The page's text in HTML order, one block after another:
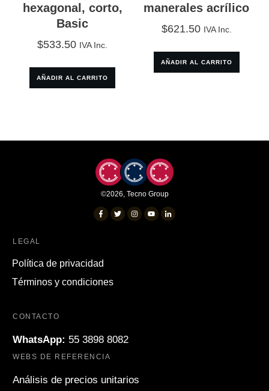
hexagonal, corto,
Basic
$533.50 IVA Inc.
AÑADIR AL CARRITO
manerales acrílico
$621.50 IVA Inc.
AÑADIR AL CARRITO
©2026, Tecno Group
LEGAL
Política de privacidad
Términos y condiciones
CONTACTO
WhatsApp: 55 3898 8082
WEBS DE REFERENCIA
Análisis de precios unitarios